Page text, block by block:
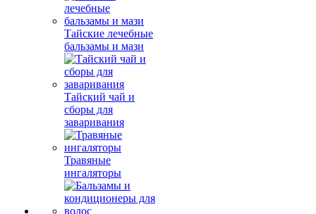
Тайские лечебные
бальзамы и мази
Тайский чай и
сборы для
заваривания
Травяные
ингаляторы